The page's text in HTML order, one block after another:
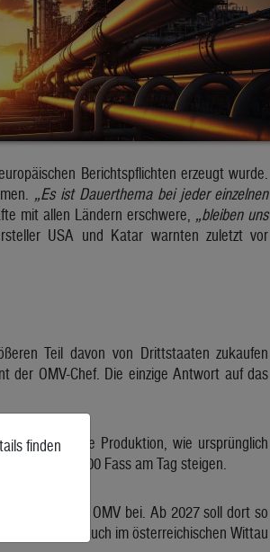
Berichtspflichten erzeugt wurde.
„Es ist Dauerthema bei jeder einzelnen
mit allen Ländern erschwere, „bleiben uns
USA und Katar warnten zuletzt vor
Teil davon von Drittstaaten zukaufen
der OMV-Chef. Die einzige Antwort auf das
die fossile Produktion, wie ursprünglich
auf 400.000 Fass am Tag steigen.
Deep der OMV bei. Ab 2027 soll dort so
könnten. Auch im österreichischen Wittau
finden